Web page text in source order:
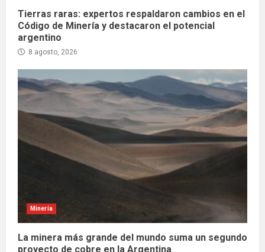
Tierras raras: expertos respaldaron cambios en el
Código de Minería y destacaron el potencial
argentino
8 agosto, 2026
Minería
La minera más grande del mundo suma un segundo
proyecto de cobre en la Argentina